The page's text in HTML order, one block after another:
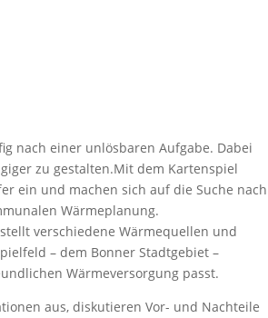
nach einer unlösbaren Aufgabe. Dabei
zu gestalten.Mit dem Kartenspiel
ein und machen sich auf die Suche nach
Wärmeplanung.
verschiedene Wärmequellen und
– dem Bonner Stadtgebiet –
Wärmeversorgung passt.
aus, diskutieren Vor- und Nachteile